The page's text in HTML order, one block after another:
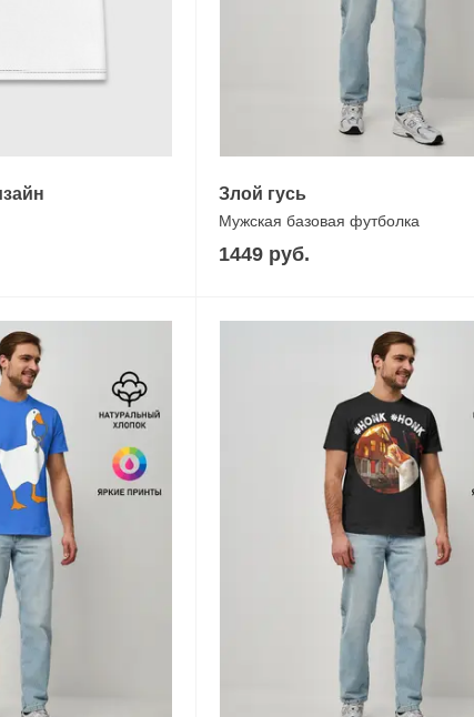
Злой гусь
Мужская базовая футболка
1449 руб.